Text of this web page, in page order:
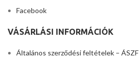
Facebook
VÁSÁRLÁSI INFORMÁCIÓK
Általános szerződési feltételek – ÁSZF